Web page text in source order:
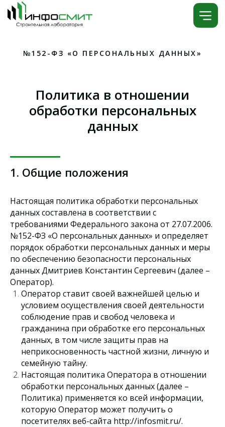
№152-ФЗ «О ПЕРСОНАЛЬНЫХ ДАННЫХ»
Политика в отношении
обработки персональных
данных
1. Общие положения
Настоящая политика обработки персональных
данных составлена в соответствии с
требованиями Федерального закона от 27.07.2006.
№152-ФЗ «О персональных данных» и определяет
порядок обработки персональных данных и меры
по обеспечению безопасности персональных
данных Дмитриев Константин Сергеевич (далее –
Оператор).
Оператор ставит своей важнейшей целью и
условием осуществления своей деятельности
соблюдение прав и свобод человека и
гражданина при обработке его персональных
данных, в том числе защиты прав на
неприкосновенность частной жизни, личную и
семейную тайну.
Настоящая политика Оператора в отношении
обработки персональных данных (далее –
Политика) применяется ко всей информации,
которую Оператор может получить о
посетителях веб-сайта http://infosmit.ru/.